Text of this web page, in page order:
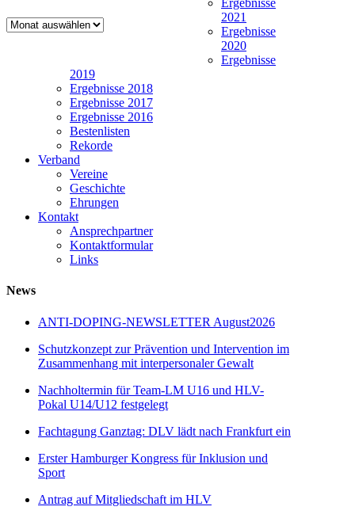
Newsarchiv
Ergebnisse
2021
Ergebnisse
2020
Ergebnisse
2019
Ergebnisse 2018
Ergebnisse 2017
Ergebnisse 2016
Bestenlisten
Rekorde
Verband
Vereine
Geschichte
Ehrungen
Kontakt
Ansprechpartner
Kontaktformular
Links
News
ANTI-DOPING-NEWSLETTER August2026
Schutzkonzept zur Prävention und Intervention im
Zusammenhang mit interpersonaler Gewalt
Nachholtermin für Team-LM U16 und HLV-
Pokal U14/U12 festgelegt
Fachtagung Ganztag: DLV lädt nach Frankfurt ein
Erster Hamburger Kongress für Inklusion und
Sport
Antrag auf Mitgliedschaft im HLV